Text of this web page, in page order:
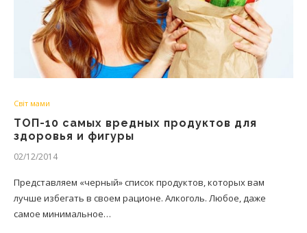
Світ мами
ТОП-10 самых вредных продуктов для
здоровья и фигуры
02/12/2014
Представляем «черный» список продуктов, которых вам
лучше избегать в своем рационе. Алкоголь. Любое, даже
самое минимальное…